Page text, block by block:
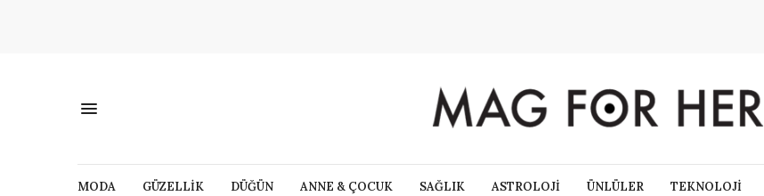
MODA GÜZELLİK DÜĞÜN ANNE & ÇOCUK SAĞLIK ASTROLOJİ ÜNLÜLER TEKNOLOJİ